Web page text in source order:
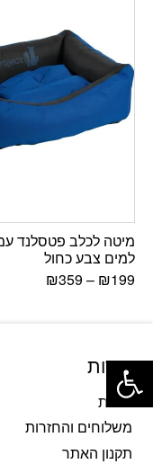
מיטה לכלב פטסלנד
למים צבע כחול
₪199
–
₪359
אודות
אודות
משלוחים והחזרות
תקנון האתר
פתח סרגל